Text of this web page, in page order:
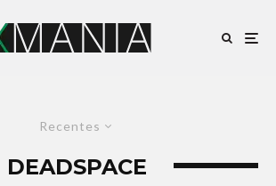
Recentes
DEADSPACE